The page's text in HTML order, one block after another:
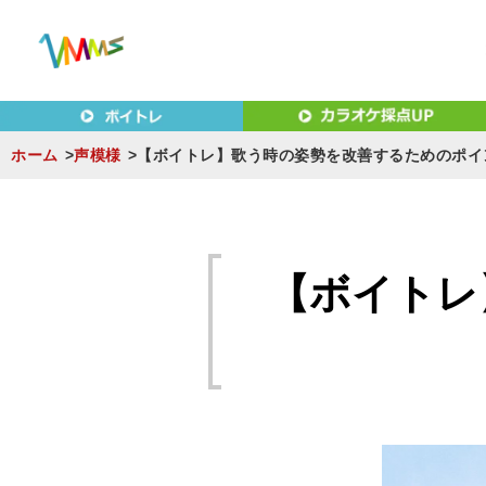
東京（新宿・八王子）・
MUSIC SCHOOL（ベリ
東京（新宿・八王子）・横浜・名古屋・京都で「本
ホーム 声模様 【ボイトレ】歌う時の姿勢を改善するためのポ
【ボイト